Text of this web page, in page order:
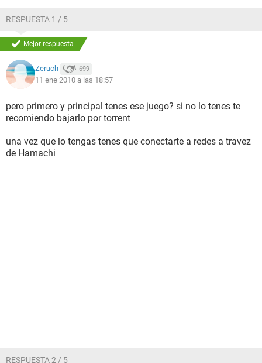
RESPUESTA 1 / 5
Mejor respuesta
Zeruch 699
11 ene 2010 a las 18:57
pero primero y principal tenes ese juego? si no lo tenes te
recomiendo bajarlo por torrent
una vez que lo tengas tenes que conectarte a redes a travez
de Hamachi
RESPUESTA 2 / 5